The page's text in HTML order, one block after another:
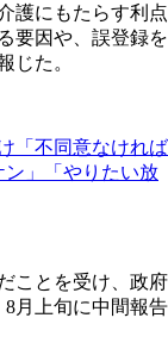
護にもたらす利点
要因や、誤登録を
じた。
「不同意なければ
ン」「やりたい放
ことを受け、政府
月上旬に中間報告